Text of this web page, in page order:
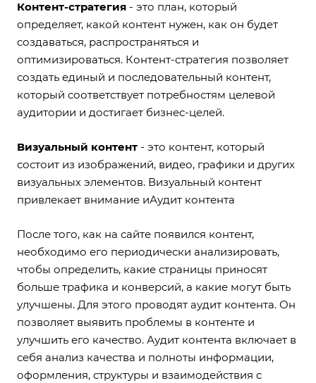
Контент-стратегия - это план, который
определяет, какой контент нужен, как он будет
создаваться, распространяться и
оптимизироваться. Контент-стратегия позволяет
создать единый и последовательный контент,
который соответствует потребностям целевой
аудитории и достигает бизнес-целей.
Визуальный контент - это контент, который
состоит из изображений, видео, графики и других
визуальных элементов. Визуальный контент
привлекает внимание иАудит контента
После того, как на сайте появился контент,
необходимо его периодически анализировать,
чтобы определить, какие страницы приносят
больше трафика и конверсий, а какие могут быть
улучшены. Для этого проводят аудит контента. Он
позволяет выявить проблемы в контенте и
улучшить его качество. Аудит контента включает в
себя анализ качества и полноты информации,
оформления, структуры и взаимодействия с